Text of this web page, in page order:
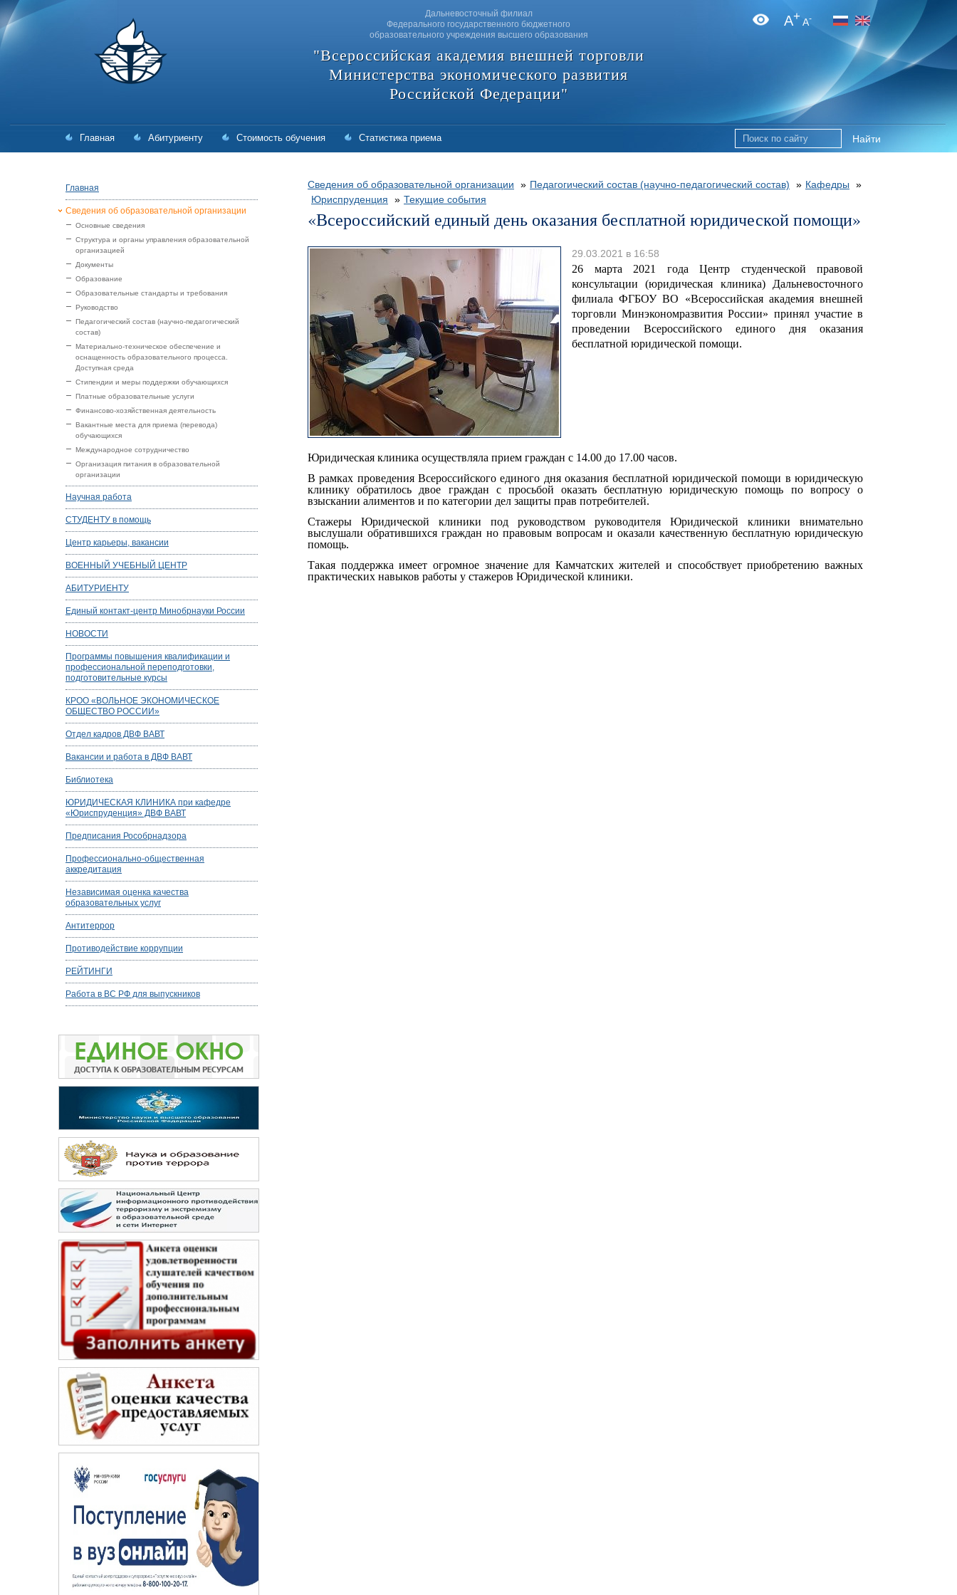
Дальневосточный филиал
Федерального государственного бюджетного
образовательного учреждения высшего образования
"Всероссийская академия внешней торговли
Министерства экономического развития
Российской Федерации"
Главная Абитуриенту Стоимость обучения Статистика приема Найти
A+A-
Главная
Сведения об образовательной организации
Основные сведения
Структура и органы управления образовательной
организацией
Документы
Образование
Образовательные стандарты и требования
Руководство
Педагогический состав (научно-педагогический
состав)
Материально-техническое обеспечение и
оснащенность образовательного процесса.
Доступная среда
Стипендии и меры поддержки обучающихся
Платные образовательные услуги
Финансово-хозяйственная деятельность
Вакантные места для приема (перевода)
обучающихся
Международное сотрудничество
Организация питания в образовательной
организации
Научная работа
СТУДЕНТУ в помощь
Центр карьеры, вакансии
ВОЕННЫЙ УЧЕБНЫЙ ЦЕНТР
АБИТУРИЕНТУ
Единый контакт-центр Минобрнауки России
НОВОСТИ
Программы повышения квалификации и
профессиональной переподготовки,
подготовительные курсы
КРОО «ВОЛЬНОЕ ЭКОНОМИЧЕСКОЕ
ОБЩЕСТВО РОССИИ»
Отдел кадров ДВФ ВАВТ
Вакансии и работа в ДВФ ВАВТ
Библиотека
ЮРИДИЧЕСКАЯ КЛИНИКА при кафедре
«Юриспруденция» ДВФ ВАВТ
Предписания Рособрнадзора
Профессионально-общественная
аккредитация
Независимая оценка качества
образовательных услуг
Антитеррор
Противодействие коррупции
РЕЙТИНГИ
Работа в ВС РФ для выпускников
Сведения об образовательной организации » Педагогический состав (научно-педагогический состав) » Кафедры
»
Юриспруденция
» Текущие события
«Всероссийский единый день оказания бесплатной юридической помощи»
29.03.2021 в 16:58
26 марта 2021 года Центр студенческой правовой
консультации (юридическая клиника) Дальневосточного
филиала ФГБОУ ВО «Всероссийская академия внешней
торговли Минэкономразвития России» принял участие в
проведении Всероссийского единого дня оказания
бесплатной юридической помощи.
Юридическая клиника осуществляла прием граждан с 14.00 до 17.00 часов.
В рамках проведения Всероссийского единого дня оказания бесплатной юридической помощи в юридическую
клинику обратилось двое граждан с просьбой оказать бесплатную юридическую помощь по вопросу о
взыскании алиментов и по категории дел защиты прав потребителей.
Стажеры Юридической клиники под руководством руководителя Юридической клиники внимательно
выслушали обратившихся граждан но правовым вопросам и оказали качественную бесплатную юридическую
помощь.
Такая поддержка имеет огромное значение для Камчатских жителей и способствует приобретению важных
практических навыков работы у стажеров Юридической клиники.